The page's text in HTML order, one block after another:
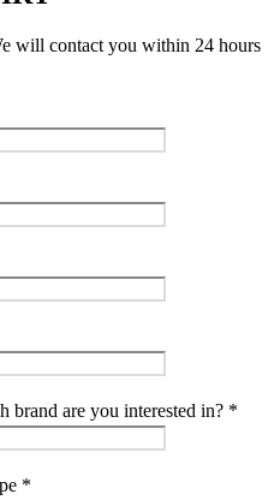
will contact you within 24 hours
are you interested in? *
*